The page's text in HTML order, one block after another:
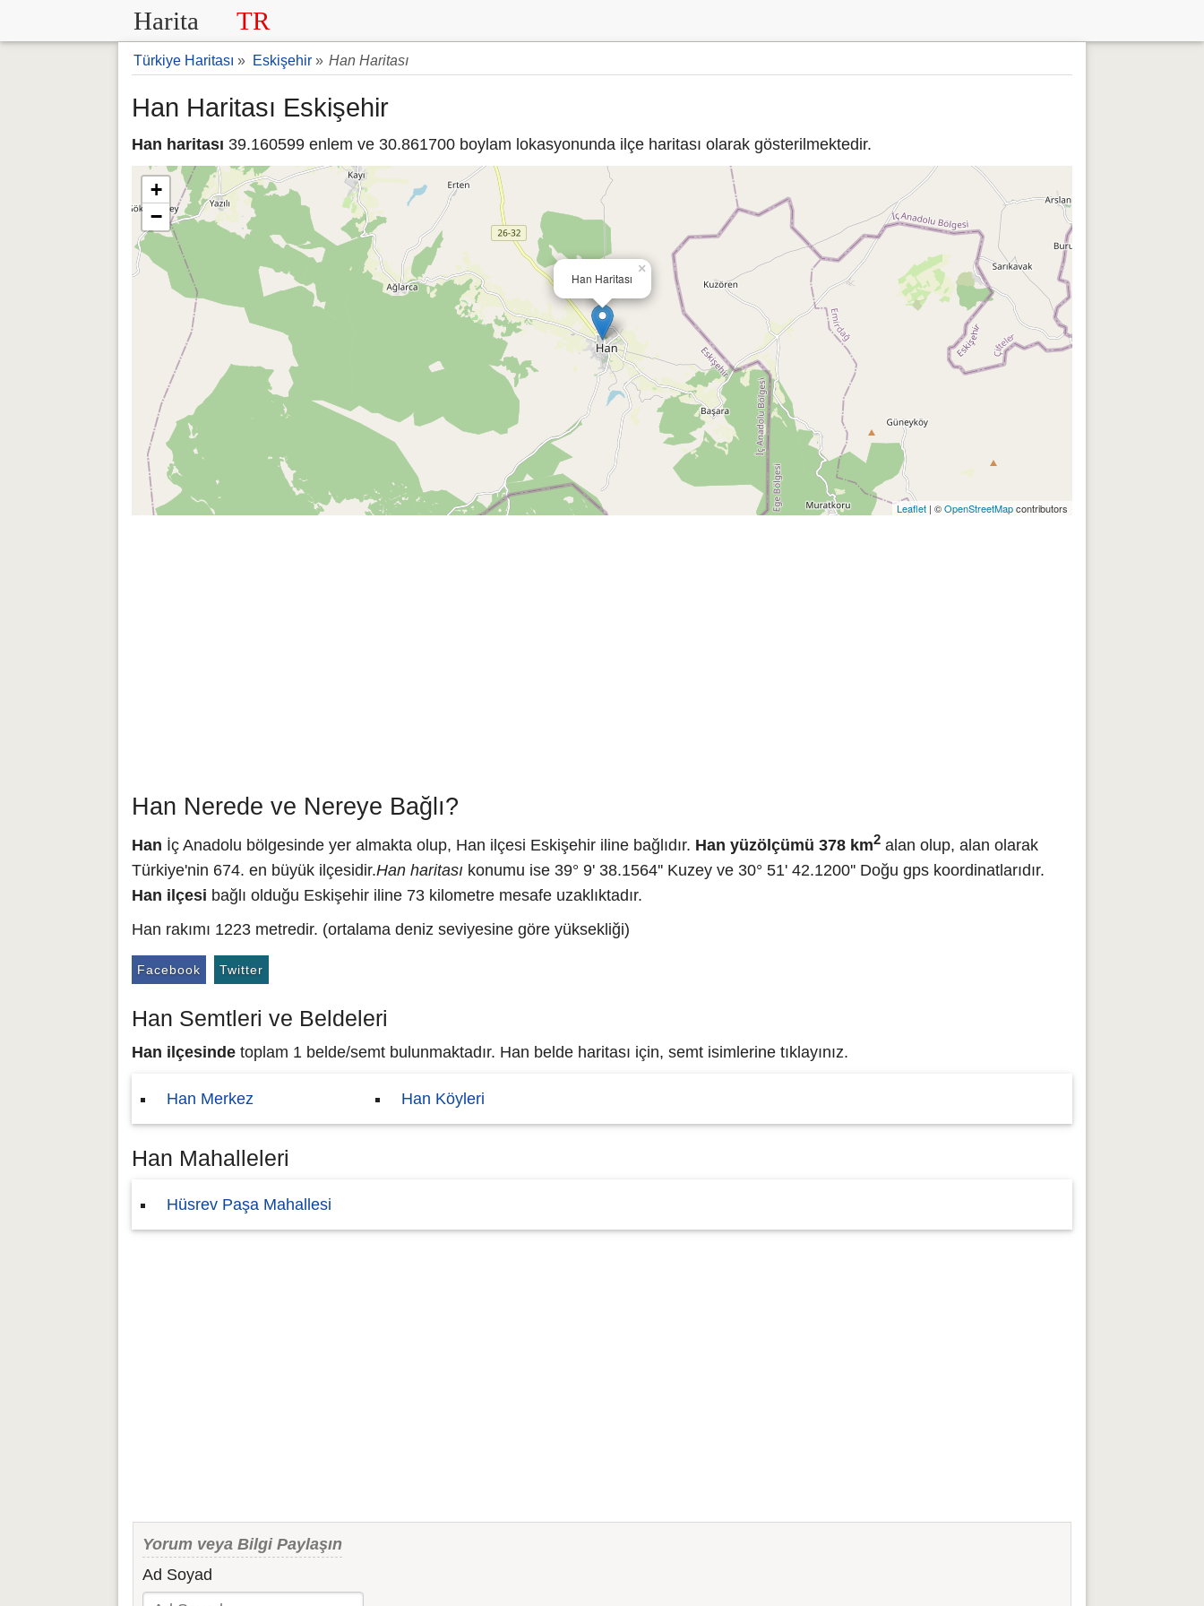
Harita TR
Türkiye Haritası » Eskişehir » Han Haritası
Han Haritası Eskişehir
Han haritası 39.160599 enlem ve 30.861700 boylam lokasyonunda ilçe haritası olarak gösterilmektedir.
Han Haritası
×
+
−
Leaflet | ©OpenStreetMapcontributors
Han Nerede ve Nereye Bağlı?
Han İç Anadolu bölgesinde yer almakta olup, Han ilçesi Eskişehir iline bağlıdır. Han yüzölçümü 378 km2 alan olup, alan olarak
Türkiye'nin 674. en büyük ilçesidir.Han haritası konumu ise 39° 9' 38.1564'' Kuzey ve 30° 51' 42.1200'' Doğu gps koordinatlarıdır.
Han ilçesi bağlı olduğu Eskişehir iline 73 kilometre mesafe uzaklıktadır.
Han rakımı 1223 metredir. (ortalama deniz seviyesine göre yüksekliği)
Facebook Twitter
Han Semtleri ve Beldeleri
Han ilçesinde toplam 1 belde/semt bulunmaktadır. Han belde haritası için, semt isimlerine tıklayınız.
Han Merkez Han Köyleri
Han Mahalleleri
Hüsrev Paşa Mahallesi
Yorum veya Bilgi Paylaşın
Ad Soyad